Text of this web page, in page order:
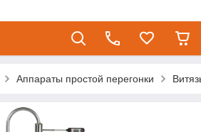
Аппараты простой перегонки